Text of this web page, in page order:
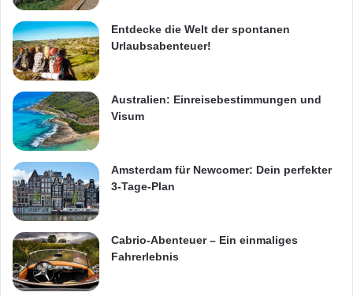
Entdecke die Welt der spontanen
Urlaubsabenteuer!
Australien: Einreisebestimmungen und
Visum
Amsterdam für Newcomer: Dein perfekter
3-Tage-Plan
Cabrio-Abenteuer – Ein einmaliges
Fahrerlebnis